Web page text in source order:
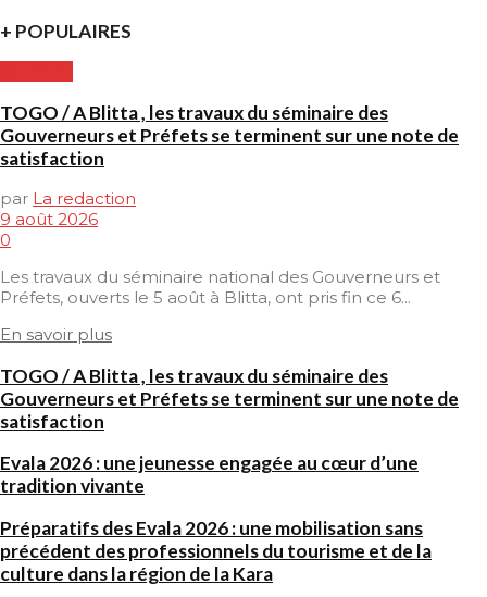
+ POPULAIRES
TOGO / A Blitta , les travaux du séminaire des
Gouverneurs et Préfets se terminent sur une note de
satisfaction
par La redaction
9 août 2026
0
Les travaux du séminaire national des Gouverneurs et
Préfets, ouverts le 5 août à Blitta, ont pris fin ce 6...
En savoir plus
TOGO / A Blitta , les travaux du séminaire des
Gouverneurs et Préfets se terminent sur une note de
satisfaction
Evala 2026 : une jeunesse engagée au cœur d’une
tradition vivante
Préparatifs des Evala 2026 : une mobilisation sans
précédent des professionnels du tourisme et de la
culture dans la région de la Kara